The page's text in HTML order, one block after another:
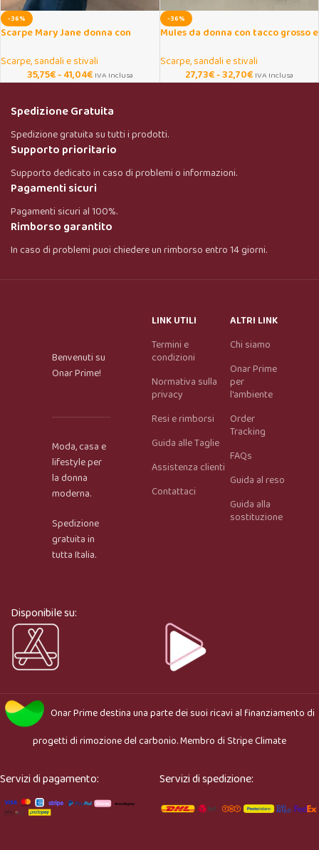
Onar AI Assistant
-36%
Scarpe Mary Jane donna con
Scarpe, sandali e stivali
35,75€-41,04€ IVA Inclusa
-36%
Mules da donna con tacco grosso e
Scarpe, sandali e stivali
27,73€-32,70€ IVA Inclusa
Spedizione Gratuita
Spedizione gratuita su tutti i prodotti.
Supporto prioritario
Supporto dedicato in caso di problemi o informazioni.
Pagamenti sicuri
Pagamenti sicuri al 100%.
Rimborso garantito
In caso di problemi puoi chiedere un rimborso entro 14 giorni.
Benvenuti su
Onar Prime!
Moda, casa e
lifestyle per
la donna
moderna.
Spedizione
gratuita in
tutta Italia.
LINK UTILI
Termini e
condizioni
Normativa sulla
privacy
Resi e rimborsi
Guida alle Taglie
Assistenza clienti
Contattaci
ALTRI LINK
Chi siamo
Onar Prime
per
l'ambiente
Order
Tracking
FAQs
Guida al reso
Guida alla
sostituzione
Disponibile su:
Onar Primedestina una parte dei suoi ricavi al finanziamento di
progetti di rimozione del carbonio. Membro diStripe Climate
Servizi di pagamento: Servizi di spedizione: